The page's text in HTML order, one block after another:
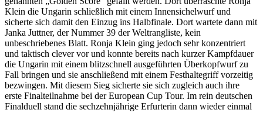
Klein die Ungarin schließlich mit einem Innensichelwurf und
sicherte sich damit den Einzug ins Halbfinale. Dort wartete dann mit
Janka Juttner, der Nummer 39 der Weltrangliste, kein
unbeschriebenes Blatt. Ronja Klein ging jedoch sehr konzentriert
und taktisch clever vor und konnte bereits nach kurzer Kampfdauer
die Ungarin mit einem blitzschnell ausgeführten Überkopfwurf zu
Fall bringen und sie anschließend mit einem Festhaltegriff vorzeitig
bezwingen. Mit diesem Sieg sicherte sie sich zugleich auch ihre
erste Finalteilnahme bei der European Cup Tour. Im rein deutschen
Finalduell stand die sechzehnjährige Erfurterin dann wieder einmal